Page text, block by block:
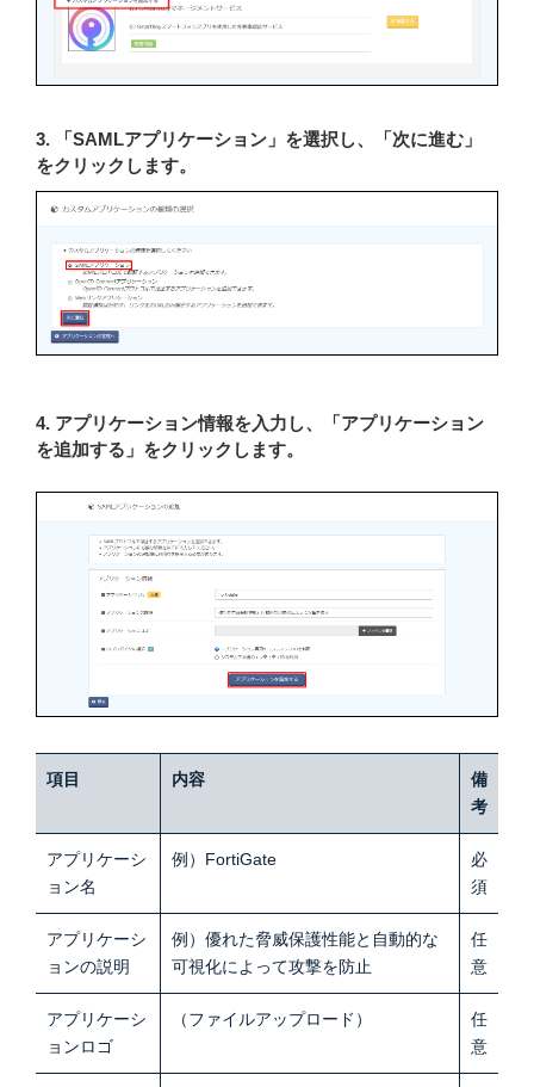
3. 「SAMLアプリケーション」を選択し、「次に進む」
をクリックします。
4. アプリケーション情報を入力し、「アプリケーション
を追加する」をクリックします。
項目 内容
備
考
アプリケーシ
ョン名
例）FortiGate
必
須
アプリケーシ
ョンの説明
例）優れた脅威保護性能と自動的な
可視化によって攻撃を防止
任
意
アプリケーシ
ョンロゴ
（ファイルアップロード）
任
意